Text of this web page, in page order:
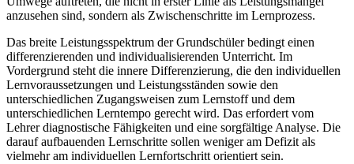
anzusehen sind, sondern als Zwischenschritte im Lernprozess.
Das breite Leistungsspektrum der Grundschüler bedingt einen
differenzierenden und individualisierenden Unterricht. Im
Vordergrund steht die innere Differenzierung, die den individuellen
Lernvoraussetzungen und Leistungsständen sowie den
unterschiedlichen Zugangsweisen zum Lernstoff und dem
unterschiedlichen Lerntempo gerecht wird. Das erfordert vom
Lehrer diagnostische Fähigkeiten und eine sorgfältige Analyse. Die
darauf aufbauenden Lernschritte sollen weniger am Defizit als
vielmehr am individuellen Lernfortschritt orientiert sein.